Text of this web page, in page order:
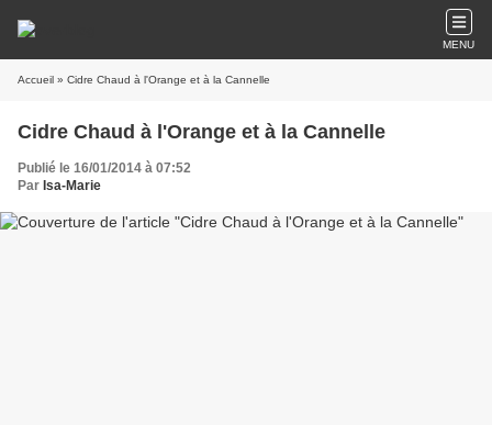
MENU
Accueil » Cidre Chaud à l'Orange et à la Cannelle
Cidre Chaud à l'Orange et à la Cannelle
Publié le 16/01/2014 à 07:52
Par Isa-Marie